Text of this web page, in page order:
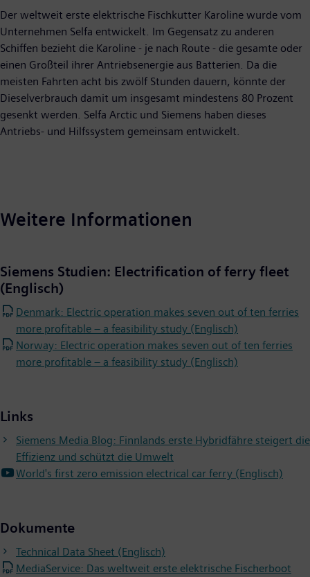
Der weltweit erste elektrische Fischkutter Karoline wurde vom
Unternehmen Selfa entwickelt. Im Gegensatz zu anderen
Schiffen bezieht die Karoline - je nach Route - die gesamte oder
einen Großteil ihrer Antriebsenergie aus Batterien. Da die
meisten Fahrten acht bis zwölf Stunden dauern, könnte der
Dieselverbrauch damit um insgesamt mindestens 80 Prozent
gesenkt werden. Selfa Arctic und Siemens haben dieses
Antriebs- und Hilfssystem gemeinsam entwickelt.
Weitere Informationen
Siemens Studien: Electrification of ferry fleet
(Englisch)
Denmark: Electric operation makes seven out of ten ferries
more profitable – a feasibility study (Englisch)
Norway: Electric operation makes seven out of ten ferries
more profitable – a feasibility study (Englisch)
Links
Siemens Media Blog: Finnlands erste Hybridfähre steigert die
Effizienz und schützt die Umwelt
World's first zero emission electrical car ferry (Englisch)
Dokumente
Technical Data Sheet (Englisch)
MediaService: Das weltweit erste elektrische Fischerboot